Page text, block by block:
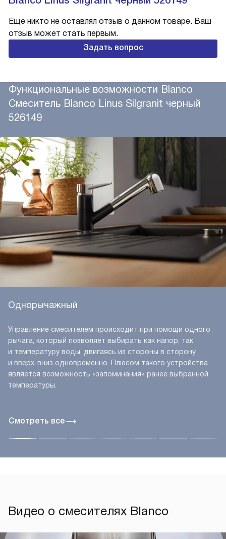
Еще никто не оставлял отзыв о данном товаре. Ваш
отзыв может стать первым.
Задать вопрос
Функциональные возможности Blanco
Смеситель Blanco Linus Silgranit черный
526149
Смотреть все
Однорычажный
Управление смесителем происходит при помощи одного
рычага, который позволяет выбирать как напор, так
и температуру воды, двигаясь из стороны в сторону
и вверх-вниз одновременно. Плюсом такого устройства
является возможность «запоминания» ранее выбранной
температуры.
Видео о смесителях Blanco